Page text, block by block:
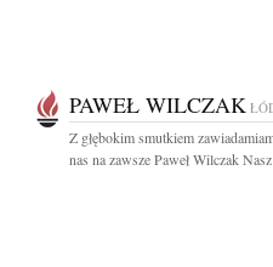
PAWEŁ WILCZAK
Z głębokim smutkiem
nas na zawsze Paweł Wilczak